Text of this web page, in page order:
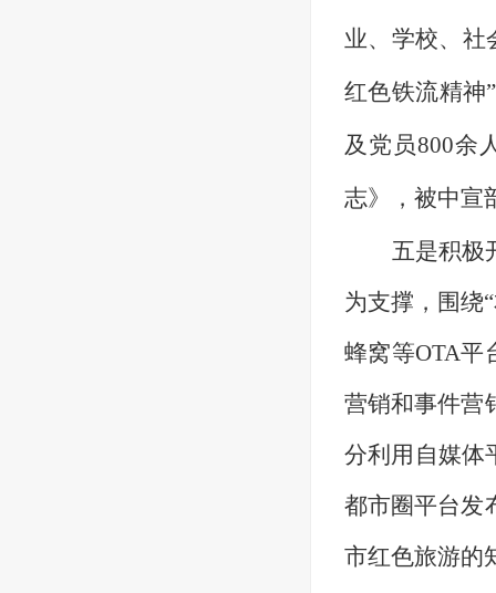
业、学校、社
红色铁流精神
及党员800余
志》，被中宣
五是积极
为支撑，围绕
蜂窝等OTA平
营销和事件营
分利用自媒体
都市圈平台发
市红色旅游的